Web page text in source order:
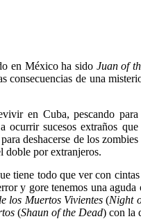
en México ha sido Juan of
de una
en Cuba, pescando
ocurrir sucesos extraños
deshacerse de los
doble por extranjeros.
tiene todo que ver con
y gore tenemos una
los Muertos Vivientes(Night
(Shaun of the Dead) con la